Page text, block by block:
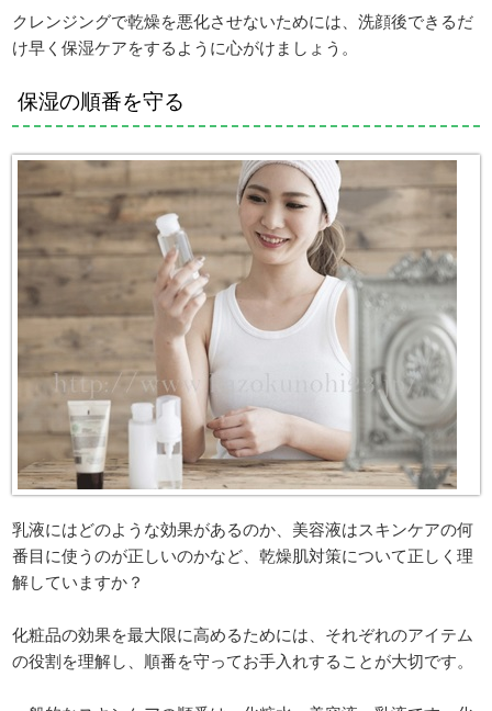
クレンジングで乾燥を悪化させないためには、洗顔後できるだ
け早く保湿ケアをするように心がけましょう。
保湿の順番を守る
乳液にはどのような効果があるのか、美容液はスキンケアの何
番目に使うのが正しいのかなど、乾燥肌対策について正しく理
解していますか？
化粧品の効果を最大限に高めるためには、それぞれのアイテム
の役割を理解し、順番を守ってお手入れすることが大切です。